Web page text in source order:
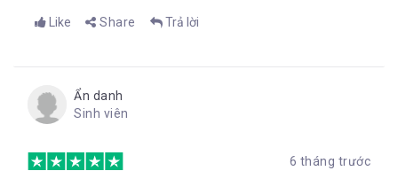
Like Share Trả lời
Ẩn danh
Sinh viên
6 tháng trước